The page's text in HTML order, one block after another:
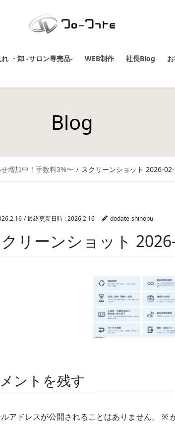
・卸 -サロン専売品- WEB制作 社長Blog
Blog
増加中！手数料3%〜 スクリーンショット 2026-
/ 最終更新日時 :2026.2.16 dodate-shinobu
リーンショット
ントを残す
アドレスが公開されることはありません。 ※